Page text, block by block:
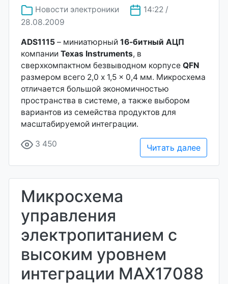
Новости электроники
14:22 /
28.08.2009
ADS1115 – миниатюрный 16-битный АЦП
компании Texas Instruments, в
сверхкомпактном безвыводном корпусе QFN
размером всего 2,0 x 1,5 x 0,4 мм. Микросхема
отличается большой экономичностью
пространства в системе, а также выбором
вариантов из семейства продуктов для
масштабируемой интеграции.
3 450 Читать далее
Микросхема
управления
электропитанием с
высоким уровнем
интеграции MAX17088